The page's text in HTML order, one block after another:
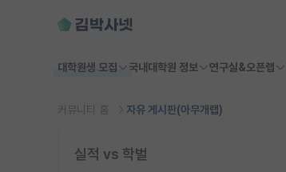
대학원생 모집 국내대학원 정보 연구실&오픈랩
커뮤니티 홈 자유 게시판(아무개랩)
실적 vs 학벌